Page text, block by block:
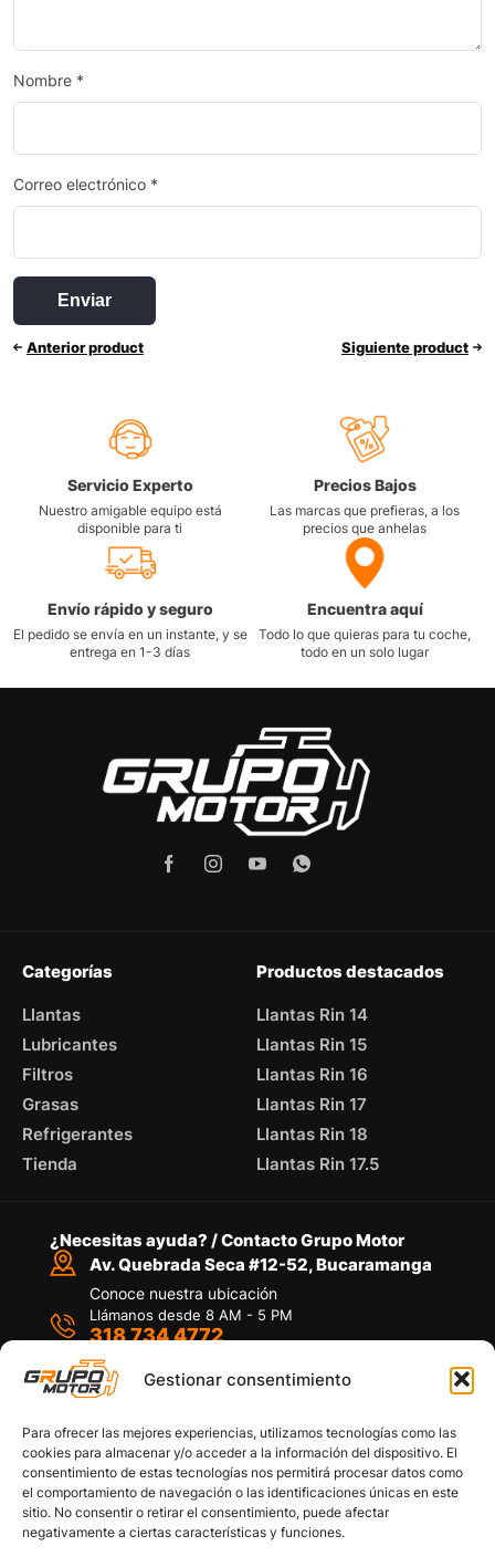
Gestionar consentimiento
Para ofrecer las mejores experiencias, utilizamos tecnologías como las
cookies para almacenar y/o acceder a la información del dispositivo. El
consentimiento de estas tecnologías nos permitirá procesar datos como
el comportamiento de navegación o las identificaciones únicas en este
sitio. No consentir o retirar el consentimiento, puede afectar
negativamente a ciertas características y funciones.
Nombre *
Correo electrónico *
Anterior product Siguiente product
Servicio Experto
Nuestro amigable equipo está
disponible para ti
Precios Bajos
Las marcas que prefieras, a los
precios que anhelas
Envío rápido y seguro
El pedido se envía en un instante, y se
entrega en 1-3 días
Encuentra aquí
Todo lo que quieras para tu coche,
todo en un solo lugar
Categorías
Llantas
Lubricantes
Filtros
Grasas
Refrigerantes
Tienda
Productos destacados
Llantas Rin 14
Llantas Rin 15
Llantas Rin 16
Llantas Rin 17
Llantas Rin 18
Llantas Rin 17.5
¿Necesitas ayuda? / Contacto Grupo Motor
Av. Quebrada Seca #12-52, Bucaramanga
Conoce nuestra ubicación
Llámanos desde 8 AM - 5 PM
318 734 4772
Por medio de WhatsApp
Políticas de privacidad
Política de devoluciones y/o reembolsos